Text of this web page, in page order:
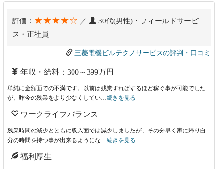
評価： ★★★★☆ ／
30代(男性)・フィールドサービ
ス・正社員
三菱電機ビルテクノサービスの評判・口コミ
年収・給料：300～399万円
単純に金額面での不満です。以前は残業すればするほど稼ぐ事が可能でした
が、昨今の残業をより少なくしてい…続きを見る
ワークライフバランス
残業時間の減少とともに収入面では減少しましたが、その分早く家に帰り自
分の時間を持つ事が出来るようにな…続きを見る
福利厚生